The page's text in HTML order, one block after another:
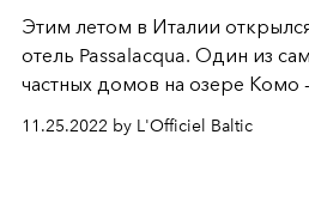
Этим летом в Италии
отель Passalacqua. Один из
частных домов на озере Комо
отельеров Италии – семьи Де
культового Grand Hotel
11.25.2022 by L'Officiel Baltic